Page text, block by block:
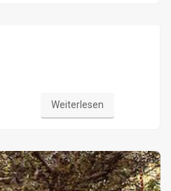
Weiterlesen